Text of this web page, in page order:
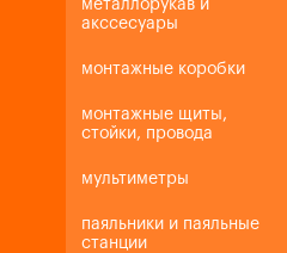
металлорукав и
акссесуары
монтажные коробки
монтажные щиты,
стойки, провода
мультиметры
паяльники и паяльные
станции